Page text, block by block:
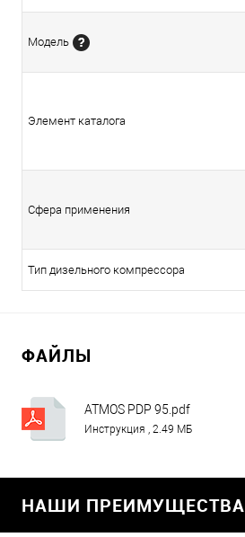
Модель
Элемент каталога
Сфера применения
Тип дизельного компрессора
ФАЙЛЫ
ATMOS PDP 95.pdf
Инструкция , 2.49 МБ
НАШИ ПРЕИМУЩЕСТВА